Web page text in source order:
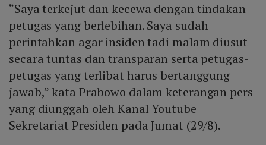
“Saya terkejut dan kecewa dengan tindakan
petugas yang berlebihan. Saya sudah
perintahkan agar insiden tadi malam diusut
secara tuntas dan transparan serta petugas-
petugas yang terlibat harus bertanggung
jawab,” kata Prabowo dalam keterangan pers
yang diunggah oleh Kanal Youtube
Sekretariat Presiden pada Jumat (29/8).